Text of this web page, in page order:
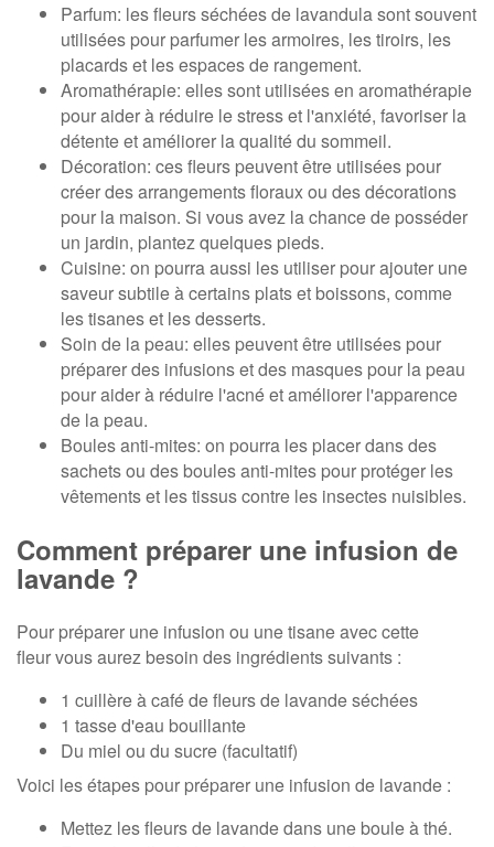
Parfum: les fleurs séchées de lavandula sont souvent
utilisées pour parfumer les armoires, les tiroirs, les
placards et les espaces de rangement.
Aromathérapie: elles sont utilisées en aromathérapie
pour aider à réduire le stress et l'anxiété, favoriser la
détente et améliorer la qualité du sommeil.
Décoration: ces fleurs peuvent être utilisées pour
créer des arrangements floraux ou des décorations
pour la maison. Si vous avez la chance de posséder
un jardin, plantez quelques pieds.
Cuisine: on pourra aussi les utiliser pour ajouter une
saveur subtile à certains plats et boissons, comme
les tisanes et les desserts.
Soin de la peau: elles peuvent être utilisées pour
préparer des infusions et des masques pour la peau
pour aider à réduire l'acné et améliorer l'apparence
de la peau.
Boules anti-mites: on pourra les placer dans des
sachets ou des boules anti-mites pour protéger les
vêtements et les tissus contre les insectes nuisibles.
Comment préparer une infusion de
lavande ?
Pour préparer une infusion ou une tisane avec cette
fleur vous aurez besoin des ingrédients suivants :
1 cuillère à café de fleurs de lavande séchées
1 tasse d'eau bouillante
Du miel ou du sucre (facultatif)
Voici les étapes pour préparer une infusion de lavande :
Mettez les fleurs de lavande dans une boule à thé.